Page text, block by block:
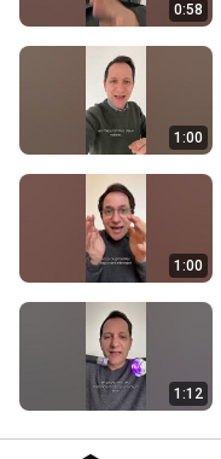
0:58
1:00
1:00
1:12